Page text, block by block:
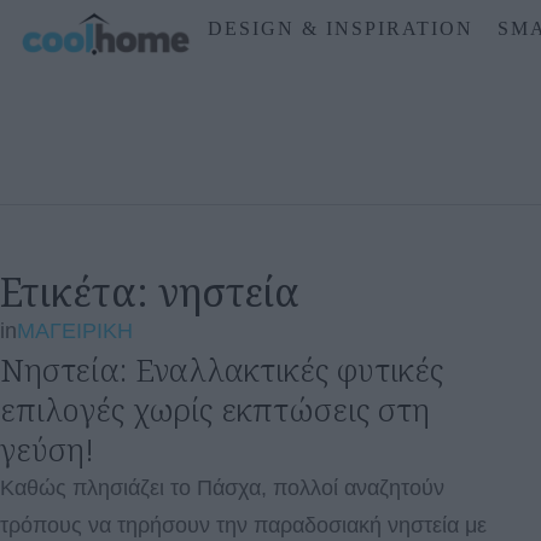
DESIGN & INSPIRATION
Ετικέτα: νηστεία
inΜΑΓΕΙΡΙΚΗ
Νηστεία: Εναλλακτικές φυτικές
επιλογές χωρίς εκπτώσεις στη
γεύση!
Καθώς πλησιάζει το Πάσχα, πολλοί αναζητούν
τρόπους να τηρήσουν την παραδοσιακή νηστεία με